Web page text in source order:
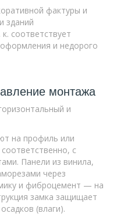
фактуры и
зданий
соответствует
и недорого
монтажа
и
на профиль или
с
Панели из винила,
через
и фиброцемент — на
замка защищает
(влаги).